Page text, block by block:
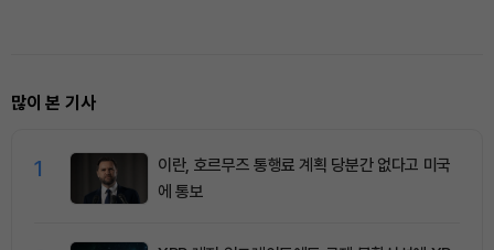
많이 본 기사
1
이란, 호르무즈 통행료 계획 당분간 없다고 미국
에 통보